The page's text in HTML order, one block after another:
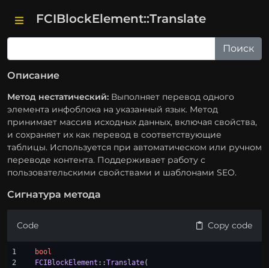
FCIBlockElement::Translate
Описание
Метод нестатический: Выполняет перевод одного
элемента инфоблока на указанный язык. Метод
принимает массив исходных данных, включая свойства,
и сохраняет их как перевод в соответствующие
таблицы. Используется при автоматическом или ручном
переводе контента. Поддерживает работу с
пользовательскими свойствами и шаблонами SEO.
Сигнатура метода
Code Copy code
1
2
bool
FCIBlockElement ::Translate(